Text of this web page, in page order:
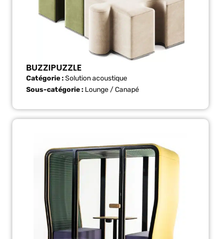
BUZZIPUZZLE
Catégorie :Solution acoustique
Sous-catégorie : Lounge / Canapé